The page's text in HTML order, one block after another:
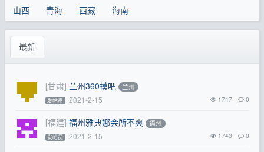
山西
青海 西藏 海南
最新
[甘肃] 兰州360摸吧 兰州
发帖员 2021-2-15 1747 0
[福建] 福州雅典娜会所不爽 福州
发帖员 2021-2-15 1743 0